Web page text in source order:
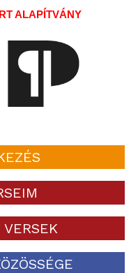
ALAPÍTVÁNY